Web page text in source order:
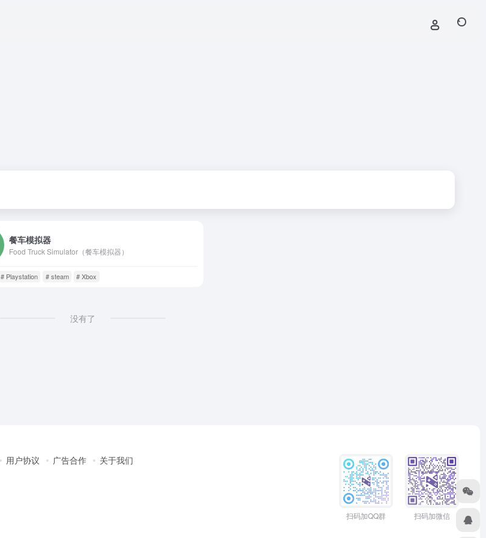
餐车模拟器
Food Truck Simulator（餐车模拟器）
# Playstation # steam # Xbox
没有了
用户协议 广告合作 关于我们
扫码加QQ群 扫码加微信